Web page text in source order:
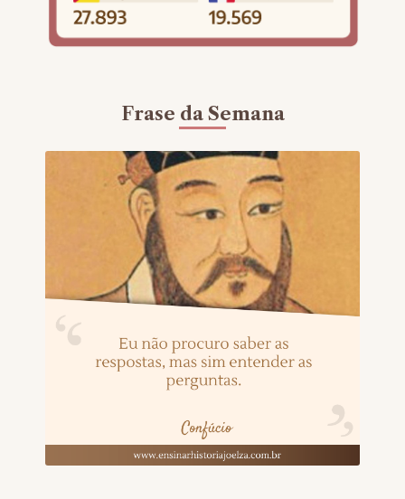
Frase da Semana